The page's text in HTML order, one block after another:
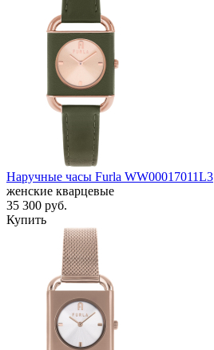
Наручные часы Furla WW00017011L3
женские кварцевые
35 300 руб.
Купить